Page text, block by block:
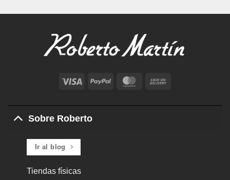
Visa PayPal MasterCard
Delivery
Sobre Roberto
Ir al blog
Tiendas físicas